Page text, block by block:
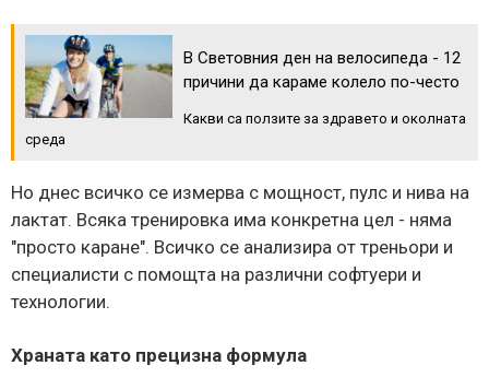
В Световния ден на велосипеда - 12
причини да караме колело по-често
Какви са ползите за здравето и околната
среда
Но днес всичко се измерва с мощност, пулс и нива на
лактат. Всяка тренировка има конкретна цел - няма
"просто каране". Всичко се анализира от треньори и
специалисти с помощта на различни софтуери и
технологии.
Храната като прецизна формула